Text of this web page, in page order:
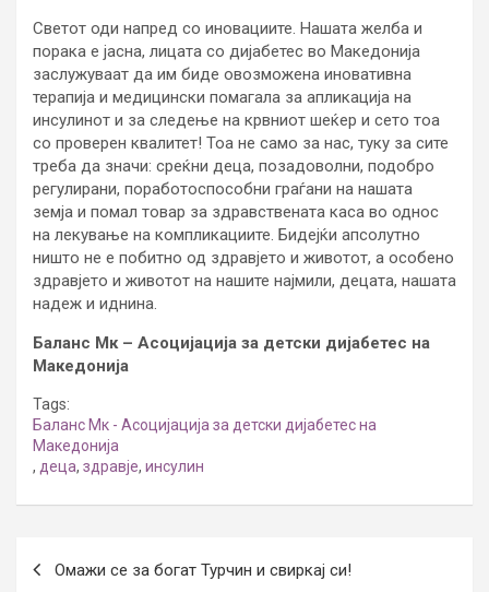
Светот оди напред со иновациите. Нашата желба и
порака е јасна, лицата со дијабетес во Македонија
заслужуваат да им биде овозможена иновативна
терапија и медицински помагала за апликација на
инсулинот и за следење на крвниот шеќер и сето тоа
со проверен квалитет! Тоа не само за нас, туку за сите
треба да значи: среќни деца, позадоволни, подобро
регулирани, поработоспособни граѓани на нашата
земја и помал товар за здравствената каса во однос
на лекување на компликациите. Бидејќи апсолутно
ништо не е побитно од здравјето и животот, а особено
здравјето и животот на нашите најмили, децата, нашата
надеж и иднина.
Баланс Мк – Асоцијација за детски дијабетес на
Македонија
Tags:
Баланс Мк - Асоцијација за детски дијабетес на
Македонија
, деца, здравје, инсулин
Омажи се за богат Турчин и свиркај си!